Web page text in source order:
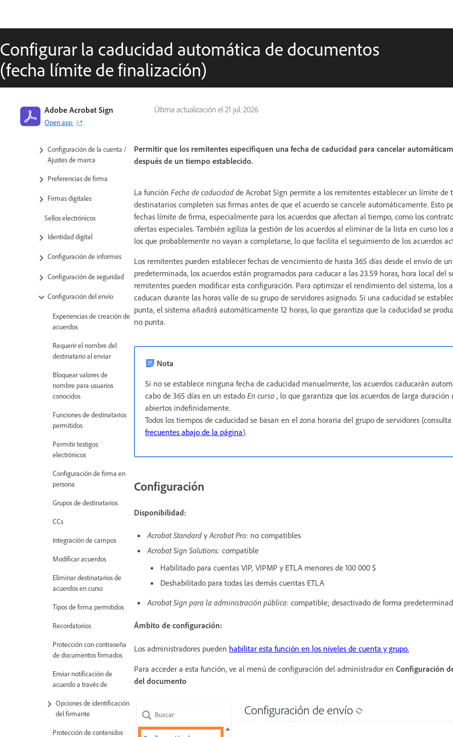
Configurar la caducidad automática de documentos
(fecha límite de finalización)
Última actualización el 21 jul. 2026
Adobe Acrobat Sign
Open app
Administración de grupos
configuración
Configuración global
Configuración de la cuenta /
Ajustes de marca
Preferencias de firma
Firmas digitales
Sellos electrónicos
Identidad digital
Configuración de informes
Configuración de seguridad
Configuración del envío
Experiencias de creación de
acuerdos
Requerir el nombre del
destinatario al enviar
Bloquear valores de
nombre para usuarios
conocidos
Funciones de destinatarios
permitidos
Permitir testigos
electrónicos
Configuración de firma en
persona
Grupos de destinatarios
CCs
Integración de campos
Modificar acuerdos
Eliminar destinatarios de
acuerdos en curso
Tipos de firma permitidos
Recordatorios
Protección con contraseña
de documentos firmados
Enviar notificación de
acuerdo a través de
Opciones de identificación
del firmante
Protección de contenidos
Permitir que los remitentes especifiquen una fecha de caducidad para cancelar
después de un tiempo establecido.
La función Fecha de caducidad de Acrobat Sign permite a los remitentes establecer un límite de
destinatarios completen sus firmas antes de que el acuerdo se cancele automáticamente. Esto
fechas límite de firma, especialmente para los acuerdos que afectan al tiempo, como los
ofertas especiales. También agiliza la gestión de los acuerdos al eliminar de la lista en curso los
los que probablemente no vayan a completarse, lo que facilita el seguimiento de los acuerdos
Los remitentes pueden establecer fechas de vencimiento de hasta 365 días desde el envío de
predeterminada, los acuerdos están programados para caducar a las 23.59 horas, hora local del
remitentes pueden modificar esta configuración. Para optimizar el rendimiento del sistema, los
caducan durante las horas valle de su grupo de servidores asignado. Si una caducidad se
punta, el sistema añadirá automáticamente 12 horas, lo que garantiza que la caducidad se
no punta.
Nota
Si no se establece ninguna fecha de caducidad manualmente, los acuerdos caducarán
cabo de 365 días en un estado En curso , lo que garantiza que los acuerdos de larga duración
abiertos indefinidamente.
Todos los tiempos de caducidad se basan en el zona horaria del grupo de servidores (consulta
frecuentes abajo de la página).
Configuración
Disponibilidad:
Acrobat Standard y Acrobat Pro: no compatibles
Acrobat Sign Solutions: compatible
Habilitado para cuentas VIP, VIPMP y ETLA menores de 100 000 $
Deshabilitado para todas las demás cuentas ETLA
Acrobat Sign para la administración pública: compatible; desactivado de forma
Ámbito de configuración:
Los administradores pueden habilitar esta función en los niveles de cuenta y grupo.
Para acceder a esta función, ve al menú de configuración del administrador en Configuración
del documento